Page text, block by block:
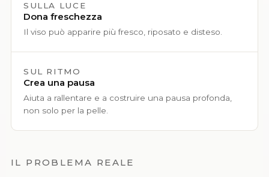
SULLA LUCE
Dona freschezza
Il viso può apparire più fresco, riposato e disteso.
SUL RITMO
Crea una pausa
Aiuta a rallentare e a costruire una pausa profonda,
non solo per la pelle.
IL PROBLEMA REALE